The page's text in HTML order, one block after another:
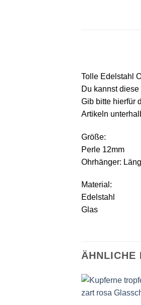
Tolle Edelstahl
Du kannst
Gib bitte hierfür
Artikeln
Größe:
Perle 12mm
Ohrhänger:
Material:
Edelstahl
Glas
ÄHNLICHE